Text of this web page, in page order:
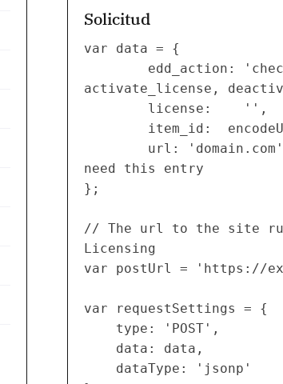
Solicitud
var data = {
activate_license,
		license:    '',
item_id:
need this entry
};
// The url to the site
Licensing
var postUrl = 'https://
var requestSettings = {
	type: 'POST',
	data: data,
	dataType: 'jsonp'